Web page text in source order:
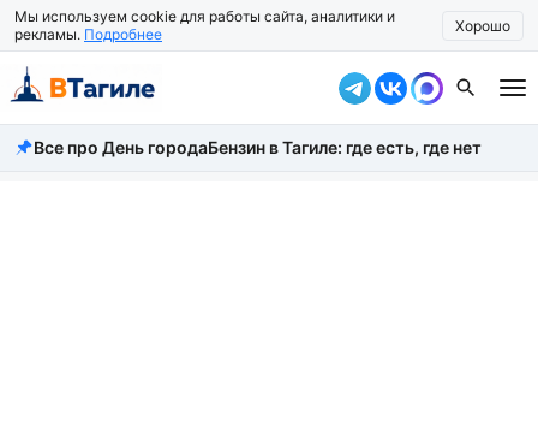
Мы используем cookie для работы сайта, аналитики и
рекламы. Подробнее Хорошо
Все новости
Все про День городаБензин в Тагиле: где есть, где нет